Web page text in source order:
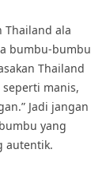
Thailand ala
bumbu-bumbu
Thailand
manis,
Jadi jangan
yang
autentik.